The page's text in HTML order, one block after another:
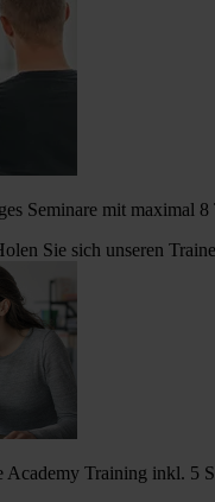
Seminare mit maximal
Sie sich unseren
Academy Training inkl. 5